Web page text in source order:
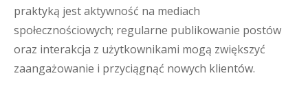
praktyką jest aktywność na mediach
społecznościowych; regularne publikowanie postów
oraz interakcja z użytkownikami mogą zwiększyć
zaangażowanie i przyciągnąć nowych klientów.